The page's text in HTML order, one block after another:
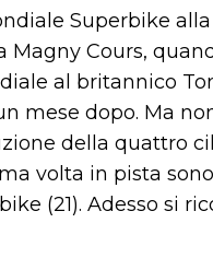
Superbike
Cours,
al britannico
mese dopo. Ma
della quattro
volta in pista
(21). Adesso si